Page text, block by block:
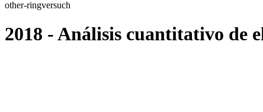
other-ringversuch
2018 - Análisis cuantitativo de